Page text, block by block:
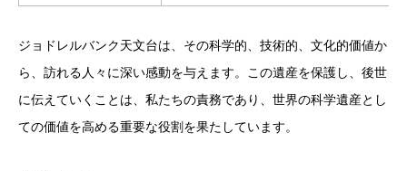
ジョドレルバンク天文台は、その科学的、技術的、文化的価値か
ら、訪れる人々に深い感動を与えます。この遺産を保護し、後世
に伝えていくことは、私たちの責務であり、世界の科学遺産とし
ての価値を高める重要な役割を果たしています。